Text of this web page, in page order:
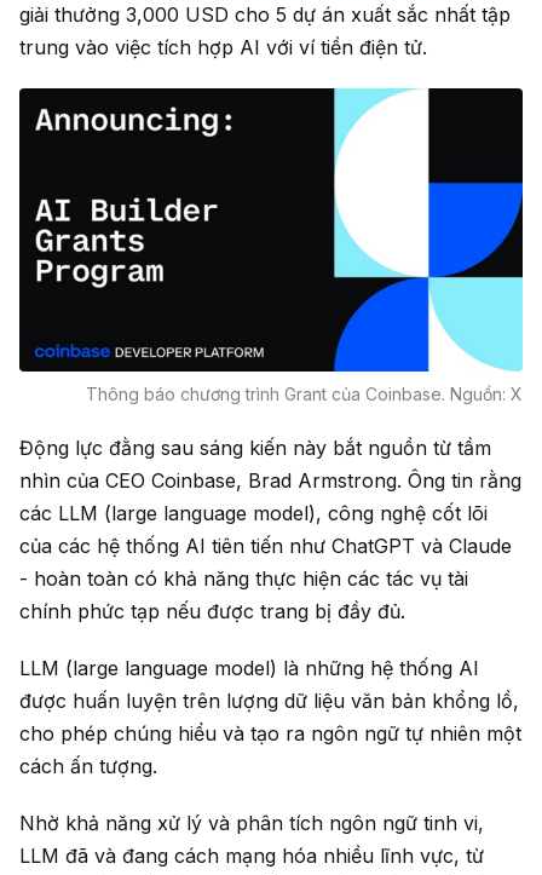
giải thưởng 3,000 USD cho 5 dự án xuất sắc nhất tập
trung vào việc tích hợp AI với ví tiền điện tử.
Thông báo chương trình Grant của Coinbase. Nguồn: X
Động lực đằng sau sáng kiến này bắt nguồn từ tầm
nhìn của CEO Coinbase, Brad Armstrong. Ông tin rằng
các LLM (large language model), công nghệ cốt lõi
của các hệ thống AI tiên tiến như ChatGPT và Claude
- hoàn toàn có khả năng thực hiện các tác vụ tài
chính phức tạp nếu được trang bị đầy đủ.
LLM (large language model) là những hệ thống AI
được huấn luyện trên lượng dữ liệu văn bản khổng lồ,
cho phép chúng hiểu và tạo ra ngôn ngữ tự nhiên một
cách ấn tượng.
Nhờ khả năng xử lý và phân tích ngôn ngữ tinh vi,
LLM đã và đang cách mạng hóa nhiều lĩnh vực, từ